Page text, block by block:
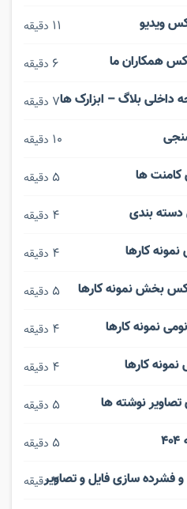
11 دقیقه
6 دقیقه
7 دقیقه
10 دقیقه
5 دقیقه
4 دقیقه
4 دقیقه
5 دقیقه
4 دقیقه
4 دقیقه
5 دقیقه
5 دقیقه
2دقیقه